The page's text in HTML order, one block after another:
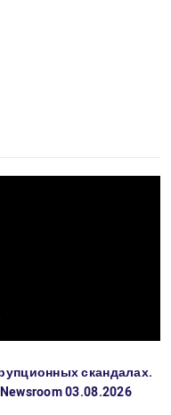
скандалах.
03.08.2026